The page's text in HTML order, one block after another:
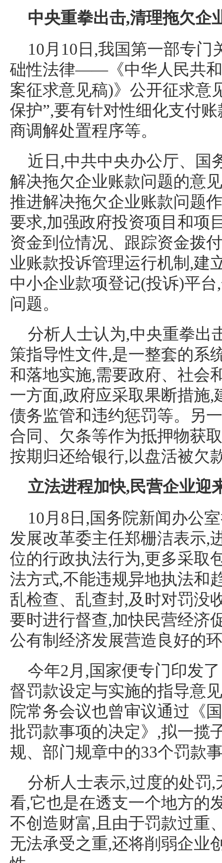
中央重拳出击,清理拖欠企
10月10日,我国第一部专门
础性法律——《中华人民共
案征求意见稿)》公开征求意
保护”,要有针对性细化支付
商调解处置程序等。
近日,中共中央办公厅、国
解决拖欠企业账款问题的意
推进解决拖欠企业账款问题
要求,加强政府投资项目和项
资金到位情况、跟踪资金拨
业账款投诉管理运行机制,建
中小企业款项登记(投诉)平
问题。
分析人士认为,中央重拳出
策指导性文件,是一整套的系
和落地实施,需要政府、社会
一方面,政府应采取果断措施,
债务监管和违约惩罚等。另
合同、欠条等作为抵押物获
按期归还给银行,以盘活被欠
立法进程加快,民营企业迎
10月8日,国务院新闻办公
发展改革委主任郑栅洁表示,
位的行政执法行为,更多采取
法方式,不能违规异地执法和
乱检查、乱查封,及时对罚没
要时进行督查,加快民营经济
公有制经济发展营造良好的
今年2月,国家便专门印发
督罚款设定与实施的指导意
院常务会议也曾审议通过《
批罚款事项的决定》,拟一揽
规、部门规章中的33个罚款
分析人士表示,过度的处罚
看,它也是在透支一个地方的
不创造财富,且由于罚款过重
无法承受之重,还将削弱企业